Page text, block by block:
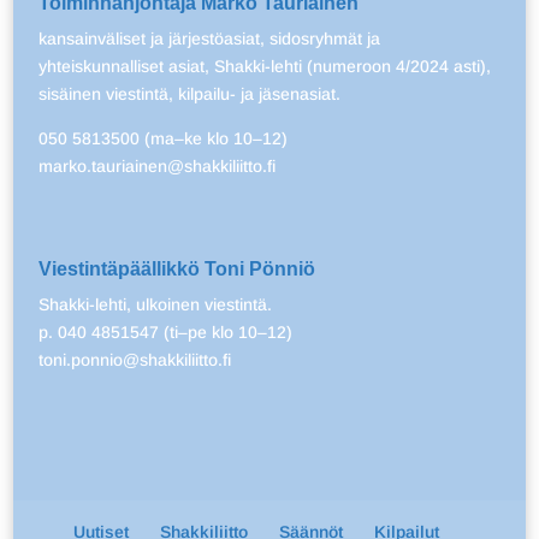
kansainväliset ja järjestöasiat, sidosryhmät ja
yhteiskunnalliset asiat, Shakki-lehti (numeroon 4/2024 asti),
sisäinen viestintä, kilpailu- ja jäsenasiat.
050 5813500 (ma–ke klo 10–12)
marko.tauriainen@shakkiliitto.fi
Viestintäpäällikkö Toni Pönniö
Shakki-lehti, ulkoinen viestintä.
p. 040 4851547 (ti–pe klo 10–12)
toni.ponnio@shakkiliitto.fi
Uutiset Shakkiliitto Säännöt Kilpailut